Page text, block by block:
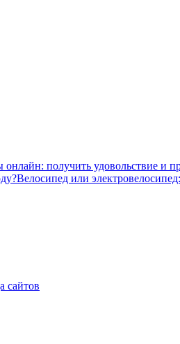
получить удовольствие и
Велосипед или
сайтов